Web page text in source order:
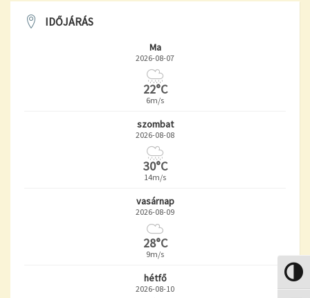
IDŐJÁRÁS
Ma
2026-08-07
22°C
6m/s
szombat
2026-08-08
30°C
14m/s
vasárnap
2026-08-09
28°C
9m/s
hétfő
2026-08-10